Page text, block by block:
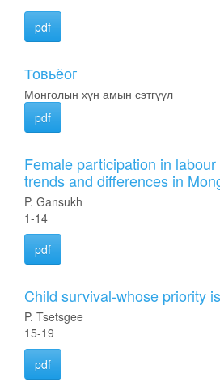
pdf
Товьёог
Монголын хүн амын сэтгүүл
pdf
Female participation in
trends and differences in
P. Gansukh
1-14
pdf
Child survival-whose priority
P. Tsetsgee
15-19
pdf